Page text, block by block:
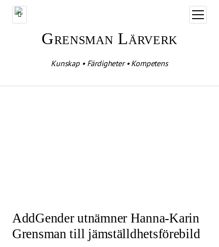
öppna
meny
Grensman Lärverk
Kunskap • Färdigheter • Kompetens
AddGender utnämner Hanna-Karin
Grensman till jämställdhetsförebild